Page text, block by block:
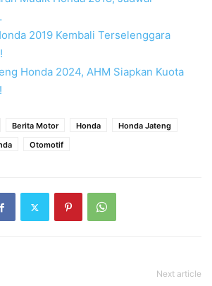
2019 Kembali Terselenggara
Honda 2024, AHM Siapkan Kuota
Berita Motor Honda
Honda Jateng
Otomotif
Next article